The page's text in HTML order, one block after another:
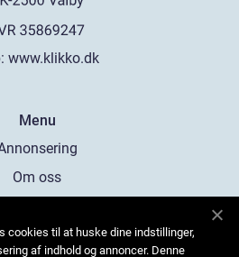
www.klikko.dk
Menu
Om oss
oss
cookies til at huske dine indstillinger,
af indhold og annoncer. Denne